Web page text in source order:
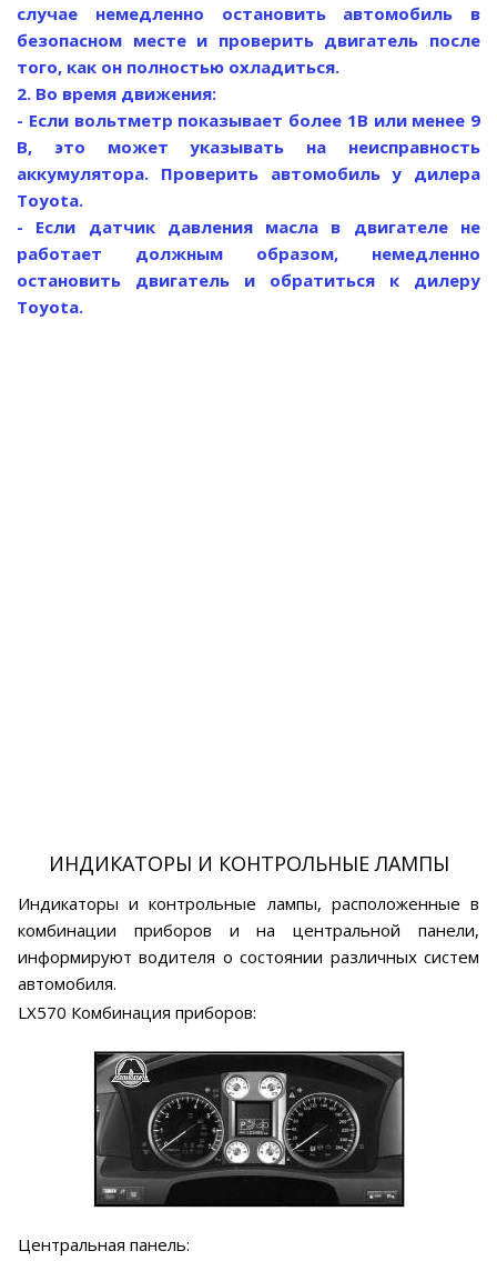
случае немедленно остановить автомобиль в
безопасном месте и проверить двигатель после
того, как он полностью охладиться.
2. Во время движения:
- Если вольтметр показывает более 1В или менее 9
В, это может указывать на неисправность
аккумулятора. Проверить автомобиль у дилера
Toyota.
- Если датчик давления масла в двигателе не
работает должным образом, немедленно
остановить двигатель и обратиться к дилеру
Toyota.
ИНДИКАТОРЫ И КОНТРОЛЬНЫЕ ЛАМПЫ
Индикаторы и контрольные лампы, расположенные в
комбинации приборов и на центральной панели,
информируют водителя о состоянии различных систем
автомобиля.
LX570 Комбинация приборов:
Центральная панель: